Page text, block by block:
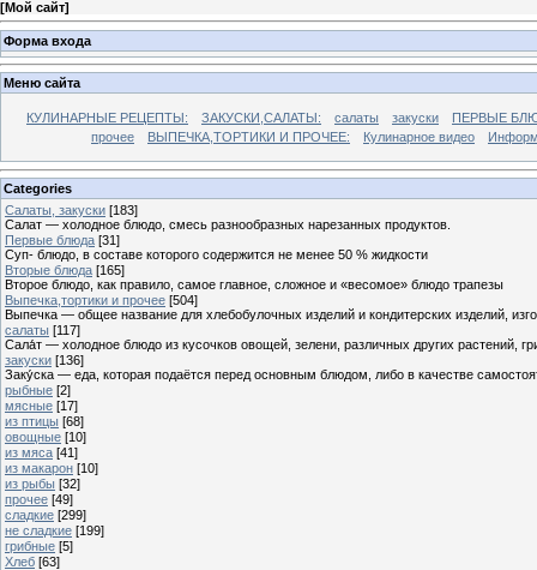
[Мой сайт]
Форма входа
Меню сайта
КУЛИНАРНЫЕ РЕЦЕПТЫ: ЗАКУСКИ,САЛАТЫ: салаты закуски
ПЕРВЫЕ
прочее
ВЫПЕЧКА,ТОРТИКИ И ПРОЧЕЕ: Кулинарное видео
Categories
Cалаты, закуски [183]
Салат — холодное блюдо, смесь разнообразных нарезанных продуктов.
Первые блюда [31]
Суп- блюдо, в составе которого содержится не менее 50 % жидкости
Вторые блюда [165]
Второе блюдо, как правило, самое главное, сложное и «весомое» блюдо трапезы
Выпечка,тортики и прочее [504]
Выпечка — общее название для хлебобулочных изделий и кондитерских изделий,
салаты [117]
Сала́т — холодное блюдо из кусочков овощей, зелени, различных других растений,
закуски [136]
Заку́ска — еда, которая подаётся перед основным блюдом, либо в качестве
рыбные [2]
мясные [17]
из птицы [68]
овощные [10]
из мяса [41]
из макарон [10]
из рыбы [32]
прочее [49]
сладкие [299]
не сладкие [199]
грибные [5]
Хлеб [63]